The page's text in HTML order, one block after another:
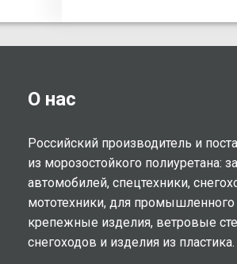
О нас
Российский производитель и
из морозостойкого полиуретана:
автомобилей, спецтехники,
мототехники, для промышленного
крепежные изделия, ветровые
снегоходов и изделия из пластика.